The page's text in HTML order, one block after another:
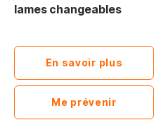
lames changeables
En savoir plus
Me prévenir